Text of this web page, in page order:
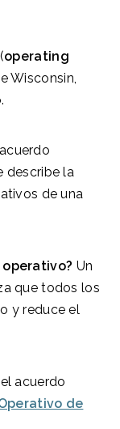
operating
Wisconsin,
describe la
de una
Un
que todos los
y reduce el
acuerdo
de